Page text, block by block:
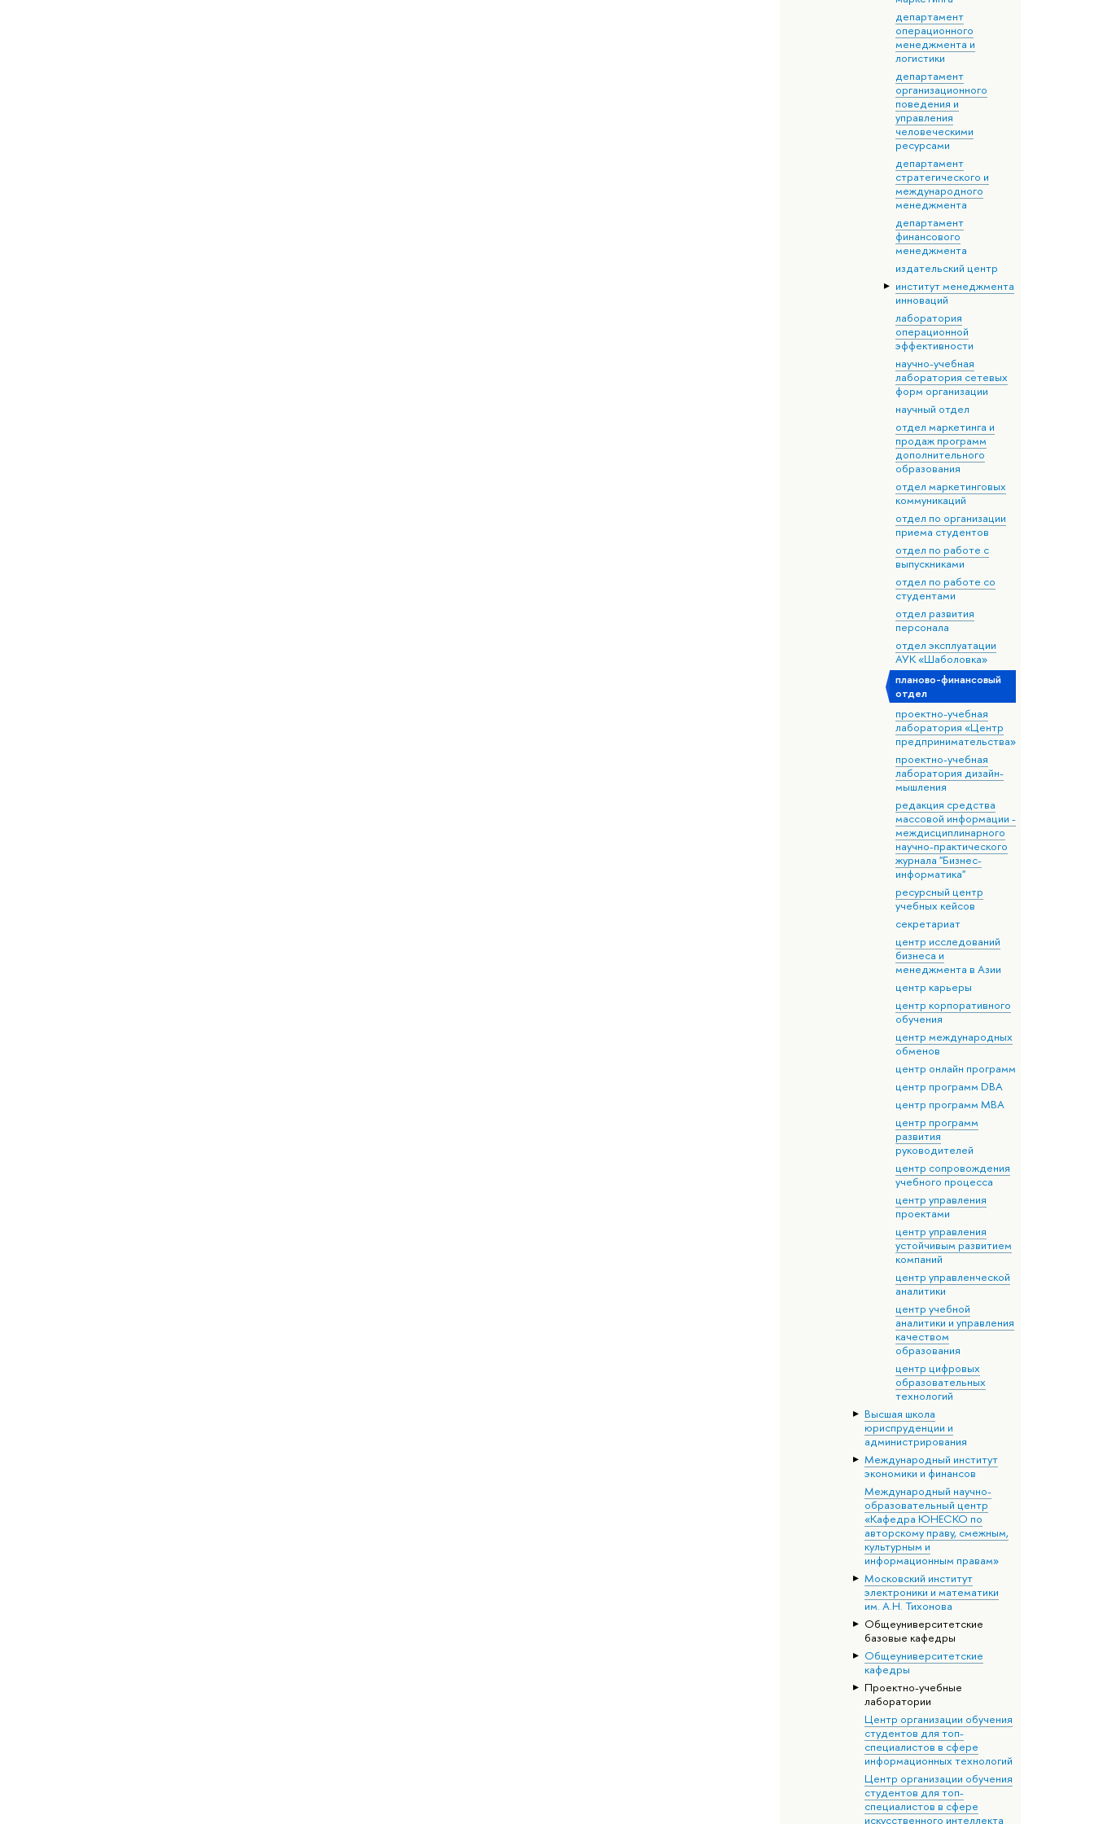
департамент
операционного
менеджмента и
логистики
департамент
организационного
поведения и
управления
человеческими
ресурсами
департамент
стратегического и
международного
менеджмента
департамент
финансового
менеджмента
издательский центр
институт менеджмента
инноваций
лаборатория
операционной
эффективности
научно-учебная
лаборатория сетевых
форм организации
научный отдел
отдел маркетинга и
продаж программ
дополнительного
образования
отдел маркетинговых
коммуникаций
отдел по организации
приема студентов
отдел по работе с
выпускниками
отдел по работе со
студентами
отдел развития
персонала
отдел эксплуатации
АУК «Шаболовка»
планово-финансовый
отдел
проектно-учебная
лаборатория «Центр
предпринимательства»
проектно-учебная
лаборатория дизайн-
мышления
редакция средства
массовой информации -
междисциплинарного
научно-практического
журнала "Бизнес-
информатика"
ресурсный центр
учебных кейсов
секретариат
центр исследований
бизнеса и
менеджмента в Азии
центр карьеры
центр корпоративного
обучения
центр международных
обменов
центр онлайн программ
центр программ DВА
центр программ МВА
центр программ
развития
руководителей
центр сопровождения
учебного процесса
центр управления
проектами
центр управления
устойчивым развитием
компаний
центр управленческой
аналитики
центр учебной
аналитики и управления
качеством
образования
центр цифровых
образовательных
технологий
Высшая школа
юриспруденции и
администрирования
Международный институт
экономики и финансов
Международный научно-
образовательный центр
«Кафедра ЮНЕСКО по
авторскому праву, смежным,
культурным и
информационным правам»
Московский институт
электроники и математики
им. А.Н. Тихонова
Общеуниверситетские
базовые кафедры
Общеуниверситетские
кафедры
Проектно-учебные
лаборатории
Центр организации обучения
студентов для топ-
специалистов в сфере
информационных технологий
Центр организации обучения
студентов для топ-
специалистов в сфере
искусственного интеллекта